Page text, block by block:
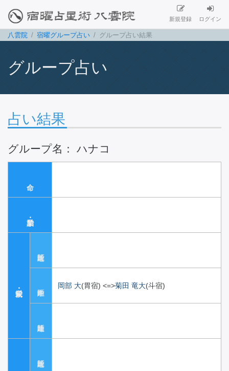
新規登録 ログイン
八雲院 宿曜グループ占い グループ占い結果
グループ占い
占い結果
グループ名： ハナコ
岡部 大(胃宿) <=>菊田 竜大(斗宿)